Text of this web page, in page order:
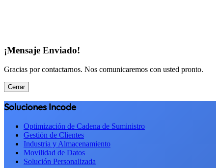
¡Mensaje Enviado!
Gracias por contactarnos. Nos comunicaremos con usted pronto.
Cerrar
Soluciones Incode
Optimización de Cadena de Suministro
Gestión de Clientes
Industria y Almacenamiento
Movilidad de Datos
Solución Personalizada